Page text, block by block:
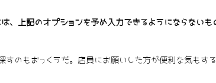
、上記のオプションを予め入力できるようにならないも
のもおっくうだ。店員にお願いした方が便利な気もする